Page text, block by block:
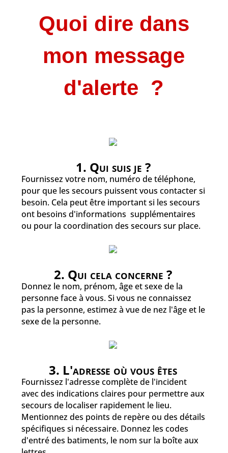
Quoi dire dans
mon message
d'alerte ?
1. Qui suis je ?
Fournissez votre nom, numéro de téléphone,
pour que les secours puissent vous contacter si
besoin. Cela peut être important si les secours
ont besoins d'informations supplémentaires
ou pour la coordination des secours sur place.
2. Qui cela concerne ?
Donnez le nom, prénom, âge et sexe de la
personne face à vous. Si vous ne connaissez
pas la personne, estimez à vue de nez l'âge et le
sexe de la personne.
3. L'adresse où vous êtes
Fournissez l'adresse complète de l'incident
avec des indications claires pour permettre aux
secours de localiser rapidement le lieu.
Mentionnez des points de repère ou des détails
spécifiques si nécessaire. Donnez les codes
d'entré des batiments, le nom sur la boîte aux